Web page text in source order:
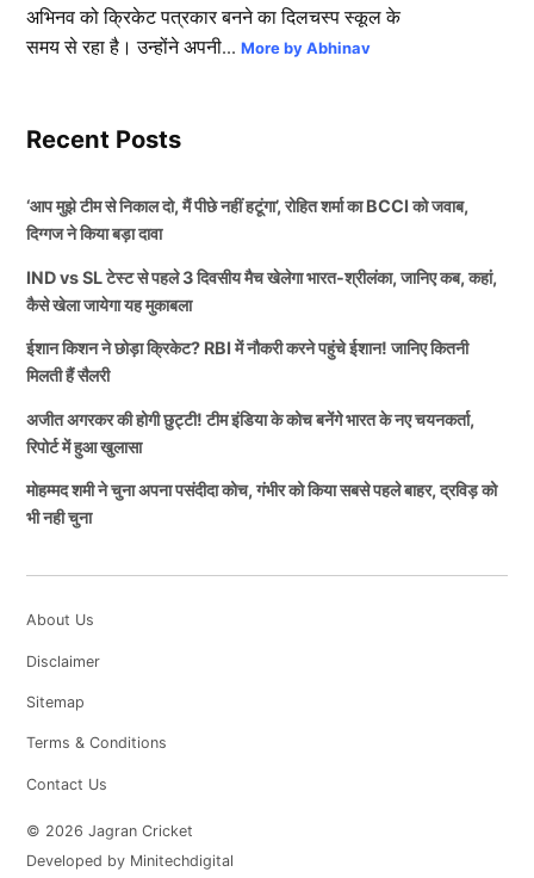
अभिनव को क्रिकेट पत्रकार बनने का दिलचस्प स्कूल के
समय से रहा है। उन्होंने अपनी...More by Abhinav
Recent Posts
‘आप मुझे टीम से निकाल दो, मैं पीछे नहीं हटूंगा’, रोहित शर्मा का BCCI को जवाब,
दिग्गज ने किया बड़ा दावा
IND vs SL टेस्ट से पहले 3 दिवसीय मैच खेलेगा भारत-श्रीलंका, जानिए कब, कहां,
कैसे खेला जायेगा यह मुकाबला
ईशान किशन ने छोड़ा क्रिकेट? RBI में नौकरी करने पहुंचे ईशान! जानिए कितनी
मिलती हैं सैलरी
अजीत अगरकर की होगी छुट्टी! टीम इंडिया के कोच बनेंगे भारत के नए चयनकर्ता,
रिपोर्ट में हुआ खुलासा
मोहम्मद शमी ने चुना अपना पसंदीदा कोच, गंभीर को किया सबसे पहले बाहर, द्रविड़ को
भी नही चुना
About Us
Disclaimer
Sitemap
Terms & Conditions
Contact Us
© 2026 Jagran Cricket
Developed by Minitechdigital